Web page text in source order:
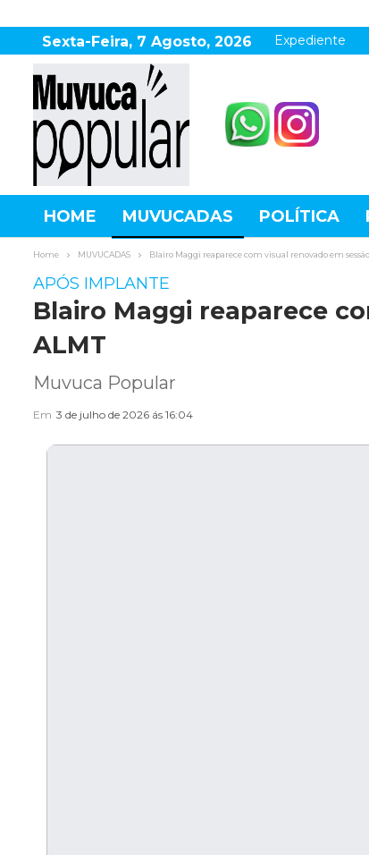
Sexta-Feira, 7 Agosto, 2026 Expediente
HOME MUVUCADAS POLÍTICA
AGRONEGÓCIO DESTAQUES
Home MUVUCADAS Blairo Maggi reaparece com visual renovado em
APÓS IMPLANTE
Blairo Maggi reaparece
ALMT
Muvuca Popular
Em 3 de julho de 2026 ás 16:04